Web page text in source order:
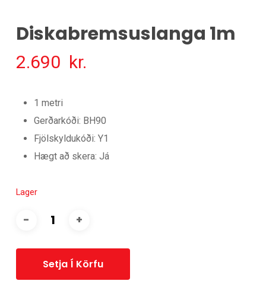
Diskabremsuslanga 1m
2.690 kr.
1 metri
Gerðarkóði: BH90
Fjölskyldukóði: Y1
Hægt að skera: Já
Lager
Setja Í Körfu